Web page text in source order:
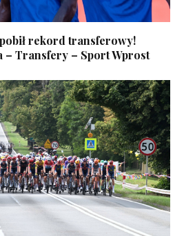
rekord transferowy!
– Transfery – Sport Wprost